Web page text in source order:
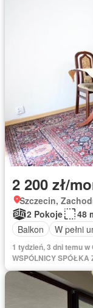
2 200 zł/
Szczecin,
2 Pokoje
48
Balkon
W pełni
1 tydzień, 3 dni temu
WSPÓLNICY SPÓŁKA